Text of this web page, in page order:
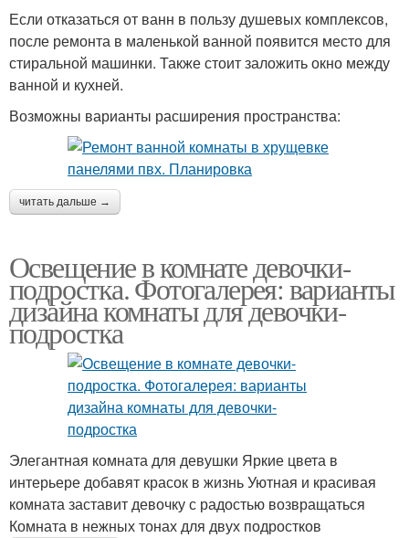
Если отказаться от ванн в пользу душевых комплексов,
после ремонта в маленькой ванной появится место для
стиральной машинки. Также стоит заложить окно между
ванной и кухней.
Возможны варианты расширения пространства:
читать дальше →
Освещение в комнате девочки-
подростка. Фотогалерея: варианты
дизайна комнаты для девочки-
подростка
Элегантная комната для девушки Яркие цвета в
интерьере добавят красок в жизнь Уютная и красивая
комната заставит девочку с радостью возвращаться
Комната в нежных тонах для двух подростков